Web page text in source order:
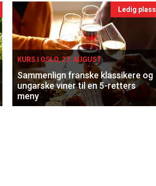
Ledig plass
KURS I OSLO, 27. AUGUST
Sammenlign franske klassikere og
ungarske viner til en 5-retters
meny